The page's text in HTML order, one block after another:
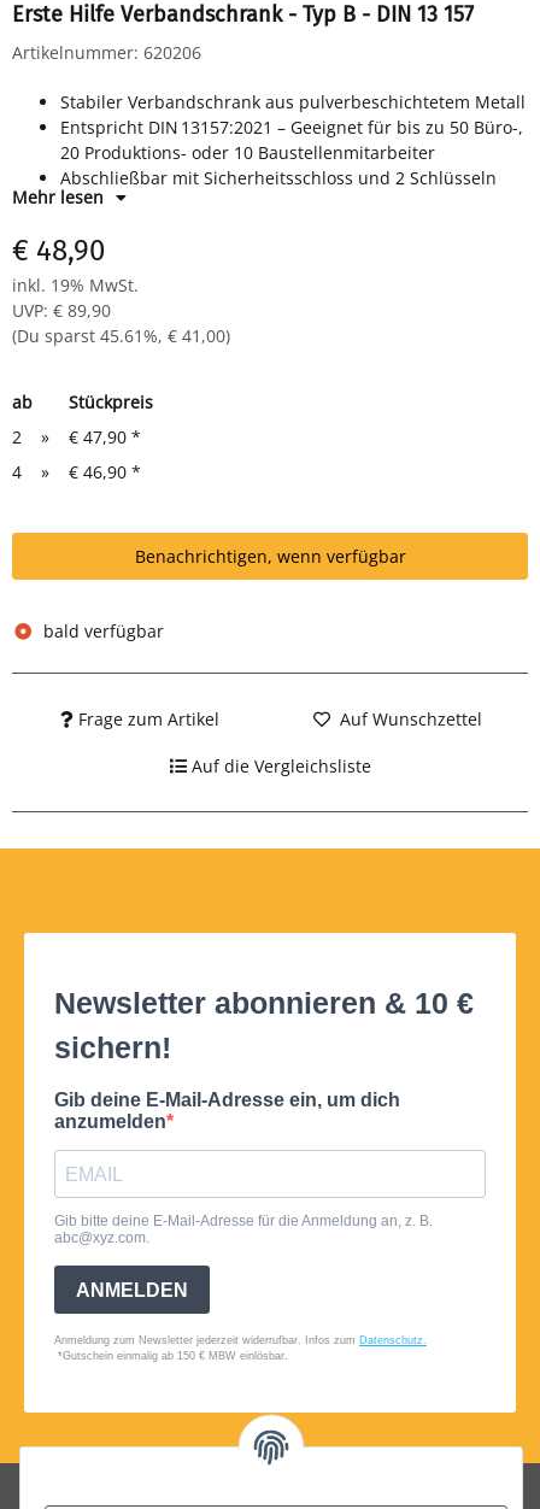
Erste Hilfe Verbandschrank - Typ B - DIN 13 157
Artikelnummer: 620206
Stabiler Verbandschrank aus pulverbeschichtetem Metall
Entspricht DIN 13157:2021 – Geeignet für bis zu 50 Büro-,
20 Produktions- oder 10 Baustellenmitarbeiter
Abschließbar mit Sicherheitsschloss und 2 Schlüsseln
3 feste Ablagefächer für übersichtliche Organisation
auf grünem Grund
Zur Wandmontage, Schrauben & Dübel im Lieferumfang
enthalten
Außenmaß: H 460 × B 300 × T 140 mm
Mehr lesen
€ 48,90
inkl. 19% MwSt.
UVP: € 89,90
(Du sparst 45.61%, € 41,00)
ab
Stückpreis
2
» € 47,90 *
4
» € 46,90 *
Benachrichtigen, wenn verfügbar
bald verfügbar
Frage zum Artikel Auf Wunschzettel
Auf die Vergleichsliste